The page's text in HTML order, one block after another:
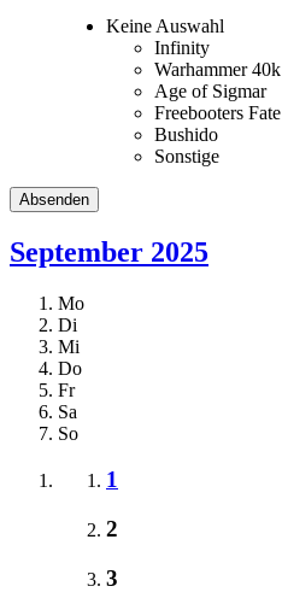
Keine Auswahl
Infinity
Warhammer 40k
Age of Sigmar
Freebooters Fate
Bushido
Sonstige
September 2025
Mo
Di
Mi
Do
Fr
Sa
So
1
2
3